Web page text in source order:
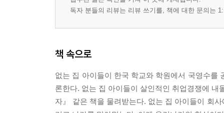
독자 분들의 리뷰는 리뷰 쓰기를, 책에 대한 문의는
책 속으로
없는 집 아이들이 한국 학교와 학원에서 국영수를
론한다. 없는 집 아이들이 살인적인 취업경쟁에
자』 같은 책을 물려받는다. 없는 집 아이들이 회